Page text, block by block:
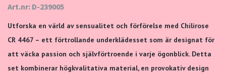
Art.nr: D-239005
Utforska en värld av sensualitet och förförelse med Chilirose
CR 4467 – ett förtrollande underklädesset som är designat för
att väcka passion och självförtroende i varje ögonblick. Detta
set kombinerar högkvalitativa material, en provokativ design